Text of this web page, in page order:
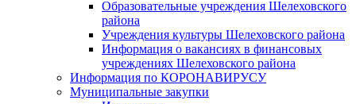
Образовательные учреждения Шелеховского
района
Учреждения культуры Шелеховского района
Информация о вакансиях в финансовых
учреждениях Шелеховского района
Информация по КОРОНАВИРУСУ
Муниципальные закупки